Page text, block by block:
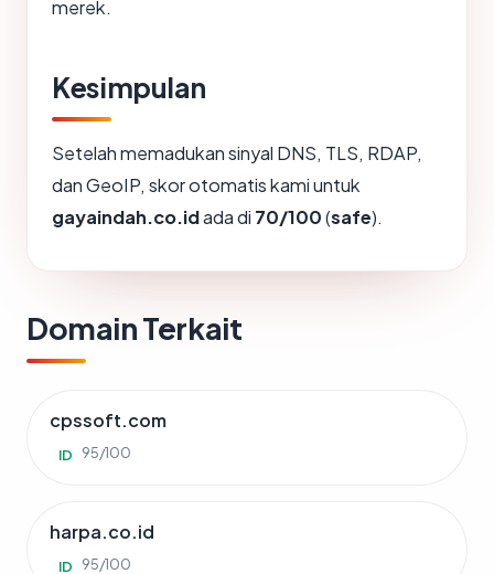
merek.
Kesimpulan
Setelah memadukan sinyal DNS, TLS, RDAP,
dan GeoIP, skor otomatis kami untuk
gayaindah.co.idada di 70/100(safe).
Domain Terkait
cpssoft.com
ID 95/100
harpa.co.id
ID 95/100